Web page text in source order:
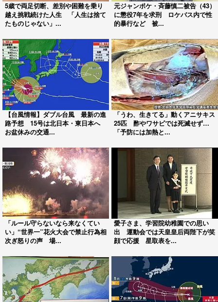
5歳で両足切断、差別や困難を乗り
越え挑戦続けた人生 「人生は捨て
たものじゃない」...
元ジャンポケ・斉藤慎二被告（43）
に懲役7年を求刑 ロケバス内で性
的暴行など 被...
【台風情報】ダブル台風 最新の進
路予想 15号は北日本・東日本へ
お盆休みの交通...
「うわ、生きてる」動くアニサキス
25匹 酢やワサビでは死滅せず…
「予防には加熱と...
「ルール守らないなら来なくてい
い」“世界一”花火大会で禁止行為相
次ぎ怒りの声 場...
愛子さま、学習院幼稚園での思い
出 運動会では天皇皇后両陛下が笑
顔で応援 星取表を...